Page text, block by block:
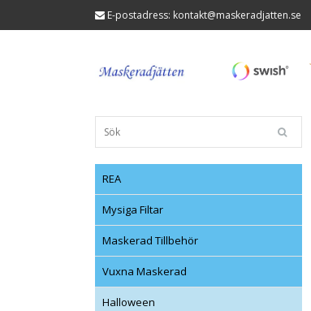
E-postadress: kontakt@maskeradjatten.se
REA
Mysiga Filtar
Maskerad Tillbehör
Vuxna Maskerad
Halloween